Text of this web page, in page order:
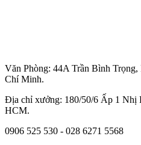
Văn Phòng: 44A Trần Bình
Chí Minh.
Địa chỉ xưởng: 180/50/6 Ấp 1 Nhị
HCM.
0906 525 530 - 028 6271 5568